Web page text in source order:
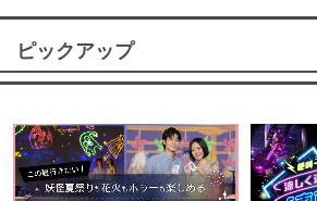
ピックアップ